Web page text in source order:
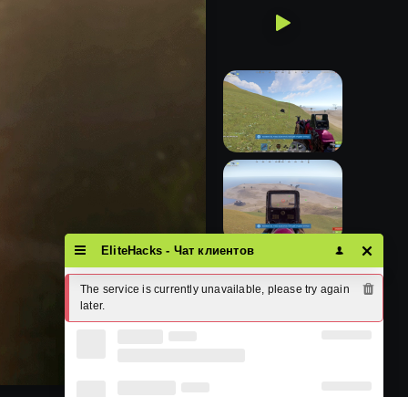
EliteHacks - Чат клиентов
The service is currently unavailable, please try again
later.